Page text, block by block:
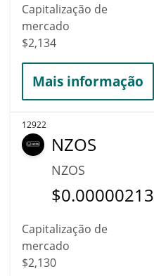
Capitalização de
mercado
$2,134
Mais informação
12922
NZOS
NZOS
$0.00000213
Capitalização de
mercado
$2,130